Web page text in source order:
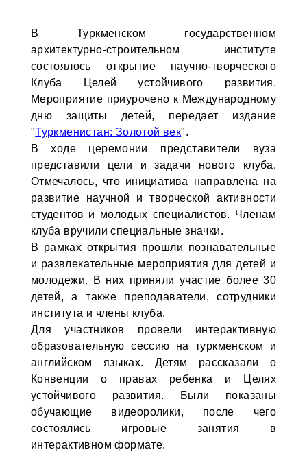
В Туркменском государственном
архитектурно-строительном институте
состоялось открытие научно-творческого
Клуба Целей устойчивого развития.
Мероприятие приурочено к Международному
дню защиты детей, передает издание
"Туркменистан: Золотой век".
В ходе церемонии представители вуза
представили цели и задачи нового клуба.
Отмечалось, что инициатива направлена на
развитие научной и творческой активности
студентов и молодых специалистов. Членам
клуба вручили специальные значки.
В рамках открытия прошли познавательные
и развлекательные мероприятия для детей и
молодежи. В них приняли участие более 30
детей, а также преподаватели, сотрудники
института и члены клуба.
Для участников провели интерактивную
образовательную сессию на туркменском и
английском языках. Детям рассказали о
Конвенции о правах ребенка и Целях
устойчивого развития. Были показаны
обучающие видеоролики, после чего
состоялись игровые занятия в
интерактивном формате.